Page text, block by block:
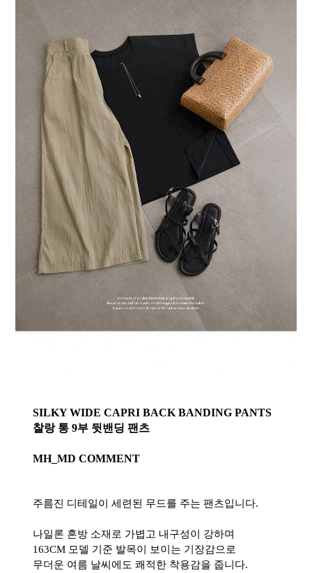
SILKY WIDE CAPRI BACK BANDING PANTS
찰랑 통 9부 뒷밴딩 팬츠
MH_MD COMMENT
주름진 디테일이 세련된 무드를 주는 팬츠입니다.
나일론 혼방 소재로 가볍고 내구성이 강하며
163CM 모델 기준 발목이 보이는 기장감으로
무더운 여름 날씨에도 쾌적한 착용감을 줍니다.